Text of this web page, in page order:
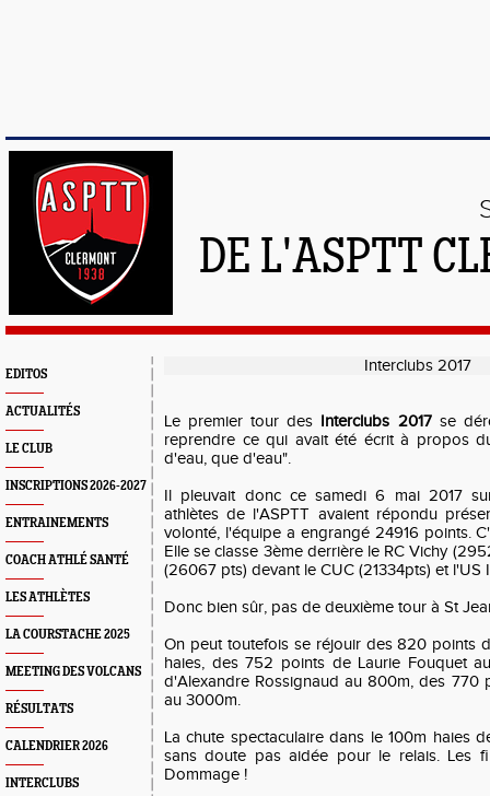
DE L'ASPTT
EDITOS
ACTUALITÉS
LE CLUB
INSCRIPTIONS 2026-2027
ENTRAINEMENTS
COACH ATHLÉ SANTÉ
LES ATHLÈTES
LA COURSTACHE 2025
MEETING DES VOLCANS
RÉSULTATS
CALENDRIER 2026
INTERCLUBS
Interclubs 2017
Le premier tour des Interclubs 2017se
reprendre ce qui avait été écrit à propos
d'eau, que d'eau".
Il pleuvait donc ce samedi 6 mai 2017
athlètes de l'ASPTT avaient répondu
volonté, l'équipe a engrangé 24916 points.
Elle se classe 3ème derrière le RC Vichy
(26067 pts) devant le CUC (21334pts) et l'US
Donc bien sûr, pas de deuxième tour à St
On peut toutefois se réjouir des 820 points
haies, des 752 points de Laurie Fouquet
d'Alexandre Rossignaud au 800m, des 770
au 3000m.
La chute spectaculaire dans le 100m haies
sans doute pas aidée pour le relais. Les
Dommage !